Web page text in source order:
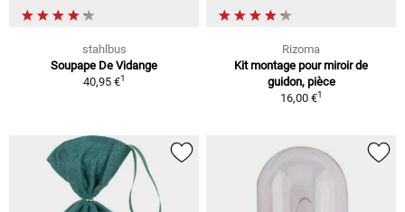
stahlbus
Soupape De Vidange
40,95 €1
Rizoma
Kit montage pour miroir de
guidon, pièce
16,00 €1